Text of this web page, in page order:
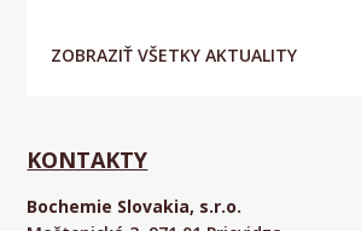
ZOBRAZIŤ VŠETKY AKTUALITY
KONTAKTY
Bochemie Slovakia, s.r.o.